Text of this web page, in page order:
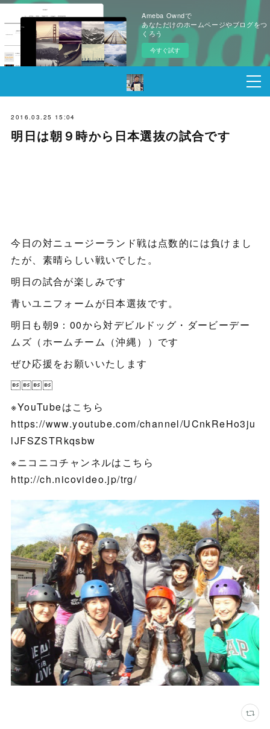
Ameba Owndで
あなただけのホームページやブログをつ
くろう
今すぐ試す
2016.03.25 15:04
明日は朝９時から日本選抜の試合です
今日の対ニュージーランド戦は点数的には負けまし
たが、素晴らしい戦いでした。
明日の試合が楽しみです
青いユニフォームが日本選抜です。
明日も朝9：00から対デビルドッグ・ダービーデー
ムズ（ホームチーム（沖縄））です
ぜひ応援をお願いいたします

※YouTubeはこちら
https://www.youtube.com/channel/UCnkReHo3ju
lJFSZSTRkqsbw
※ニコニコチャンネルはこちら
http://ch.nicovideo.jp/trg/